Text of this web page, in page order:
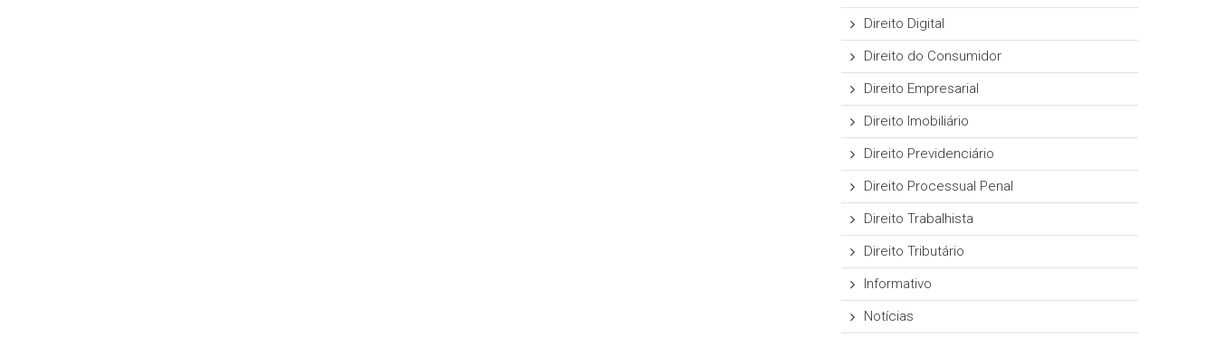
Direito Digital
Direito do Consumidor
Direito Empresarial
Direito Imobiliário
Direito Previdenciário
Direito Processual Penal
Direito Trabalhista
Direito Tributário
Informativo
Notícias